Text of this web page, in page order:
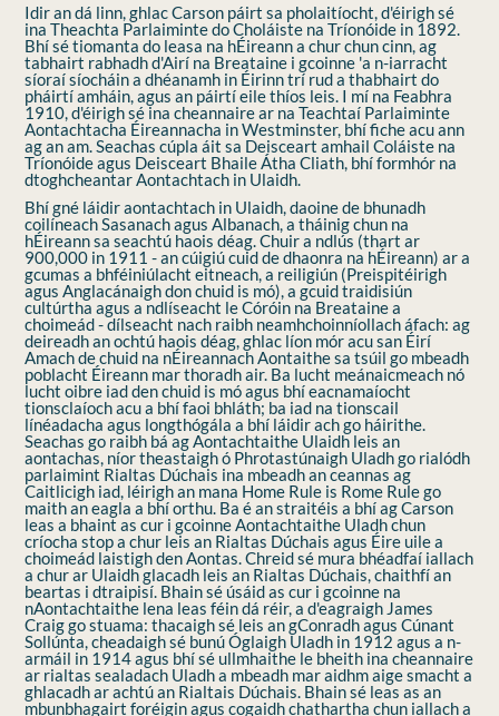
Idir an dá linn, ghlac Carson páirt sa pholaitíocht, d'éirigh sé
ina Theachta Parlaiminte do Choláiste na Tríonóide in 1892.
Bhí sé tiomanta do leasa na hÉireann a chur chun cinn, ag
tabhairt rabhadh d'Airí na Breataine i gcoinne 'a n-iarracht
síoraí síocháin a dhéanamh in Éirinn trí rud a thabhairt do
pháirtí amháin, agus an páirtí eile thíos leis. I mí na Feabhra
1910, d'éirigh sé ina cheannaire ar na Teachtaí Parlaiminte
Aontachtacha Éireannacha in Westminster, bhí fiche acu ann
ag an am. Seachas cúpla áit sa Deisceart amhail Coláiste na
Tríonóide agus Deisceart Bhaile Átha Cliath, bhí formhór na
dtoghcheantar Aontachtach in Ulaidh.
Bhí gné láidir aontachtach in Ulaidh, daoine de bhunadh
coilíneach Sasanach agus Albanach, a tháinig chun na
hÉireann sa seachtú haois déag. Chuir a ndlús (thart ar
900,000 in 1911 - an cúigiú cuid de dhaonra na hÉireann) ar a
gcumas a bhféiniúlacht eitneach, a reiligiún (Preispitéirigh
agus Anglacánaigh don chuid is mó), a gcuid traidisiún
cultúrtha agus a ndlíseacht le Córóin na Breataine a
choimeád - dílseacht nach raibh neamhchoinníollach áfach: ag
deireadh an ochtú haois déag, ghlac líon mór acu san Éirí
Amach de chuid na nÉireannach Aontaithe sa tsúil go mbeadh
poblacht Éireann mar thoradh air. Ba lucht meánaicmeach nó
lucht oibre iad den chuid is mó agus bhí eacnamaíocht
tionsclaíoch acu a bhí faoi bhláth; ba iad na tionscail
línéadacha agus longthógála a bhí láidir ach go háirithe.
Seachas go raibh bá ag Aontachtaithe Ulaidh leis an
aontachas, níor theastaigh ó Phrotastúnaigh Uladh go rialódh
parlaimint Rialtas Dúchais ina mbeadh an ceannas ag
Caitlicigh iad, léirigh an mana Home Rule is Rome Rule go
maith an eagla a bhí orthu. Ba é an straitéis a bhí ag Carson
leas a bhaint as cur i gcoinne Aontachtaithe Uladh chun
críocha stop a chur leis an Rialtas Dúchais agus Éire uile a
choimeád laistigh den Aontas. Chreid sé mura bhéadfaí iallach
a chur ar Ulaidh glacadh leis an Rialtas Dúchais, chaithfí an
beartas i dtraipisí. Bhain sé úsáid as cur i gcoinne na
nAontachtaithe lena leas féin dá réir, a d'eagraigh James
Craig go stuama: thacaigh sé leis an gConradh agus Cúnant
Sollúnta, cheadaigh sé bunú Óglaigh Uladh in 1912 agus a n-
armáil in 1914 agus bhí sé ullmhaithe le bheith ina cheannaire
ar rialtas sealadach Uladh a mbeadh mar aidhm aige smacht a
ghlacadh ar achtú an Rialtais Dúchais. Bhain sé leas as an
mbunbhagairt foréigin agus cogaidh chathartha chun iallach a